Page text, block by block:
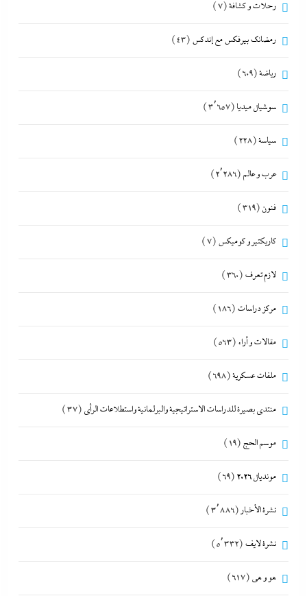
رحلات و كشافة(7)
رمضانك بيرفكس مع إندكس (43)
رياضة(609)
سوشيال ميديا (3٬657)
سياسة(228)
عرب و عالم (2٬286)
فنون (319)
كاريكتير و كوميكس (7)
لازم تعرف (360)
مركز دراسات (186)
مقالات و أراء (563)
ملفات عسكرية(698)
منتدى بصيرة للدراسات الاستراتيجية والبرلمانية واستطلاعات الرأى (37)
موسم الحج (19)
مونديال 2026 (69)
نشرة الأخبار (3٬886)
نشرة لايف (5٬332)
هو و هي (617)